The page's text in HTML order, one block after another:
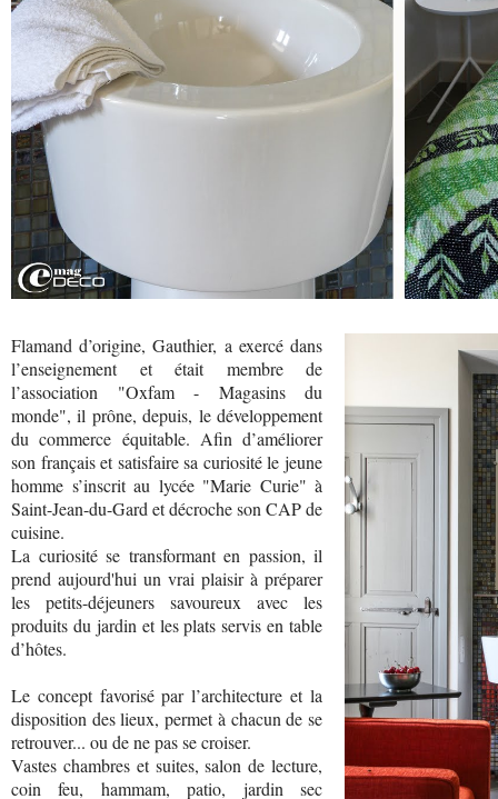
Flamand d’origine, Gauthier, a exercé dans
l’enseignement et était membre de
l’association "Oxfam - Magasins du
monde", il prône, depuis, le développement
du commerce équitable. Afin d’améliorer
son français et satisfaire sa curiosité le jeune
homme s’inscrit au lycée "Marie Curie" à
Saint-Jean-du-Gard et décroche son CAP de
cuisine.
La curiosité se transformant en passion, il
prend aujourd'hui un vrai plaisir à préparer
les petits-déjeuners savoureux avec les
produits du jardin et les plats servis en table
d’hôtes.
Le concept favorisé par l’architecture et la
disposition des lieux, permet à chacun de se
retrouver... ou de ne pas se croiser.
Vastes chambres et suites, salon de lecture,
coin feu, hammam, patio, jardin sec